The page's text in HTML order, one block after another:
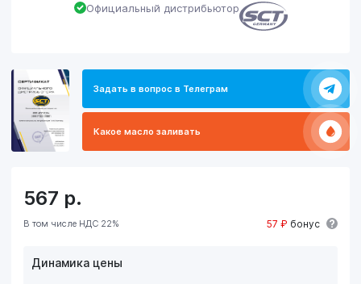
Официальный дистрибьютор
Задать в вопрос в Телеграм
Какое масло заливать
567 р.
В том числе НДС 22% 57 ₽ бонус
Динамика цены